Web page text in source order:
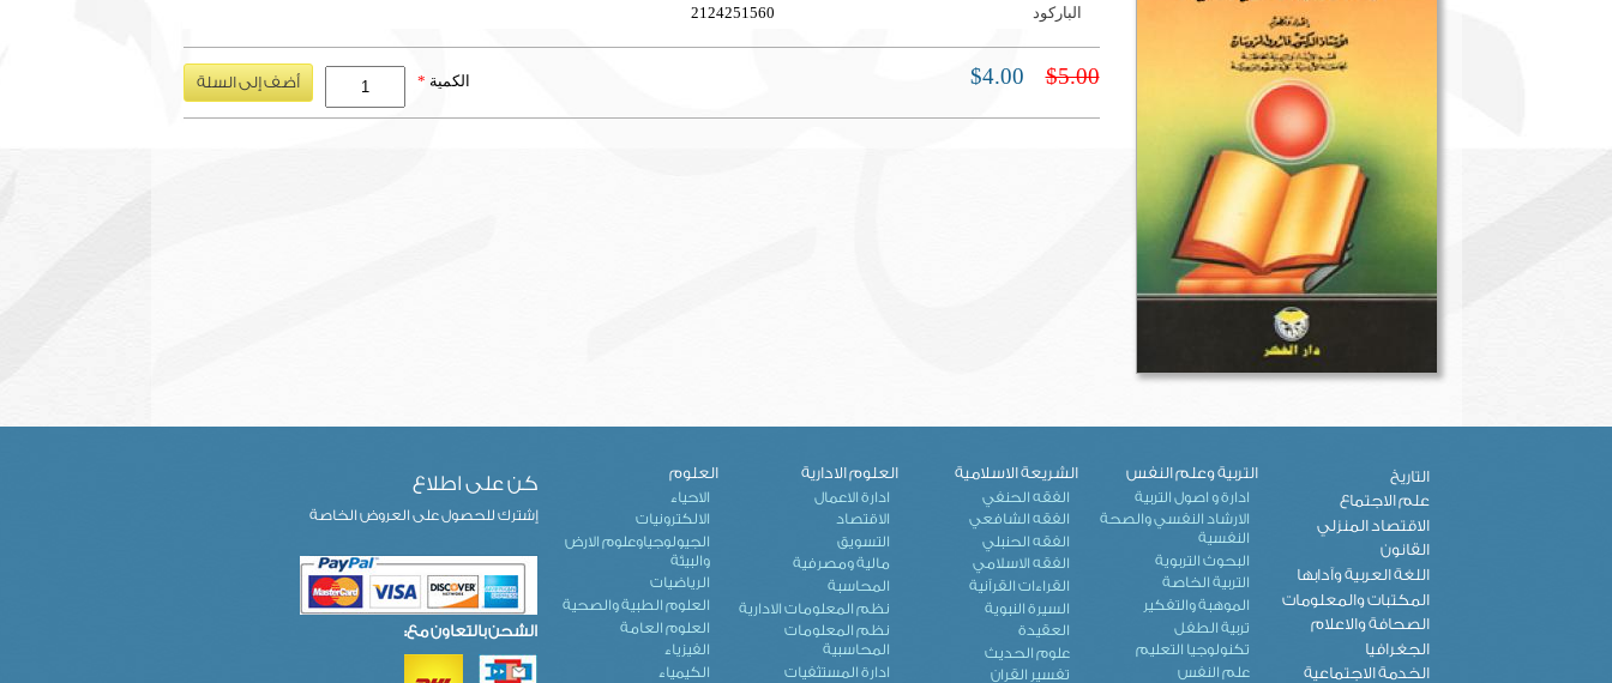
الباركود
2124251560
$5.00
$4.00 الكمية *
التاريخ
علم الاجتماع
الاقتصاد المنزلي
القانون
اللغة العربية وآدابها
المكتبات والمعلومات
الصحافة والاعلام
الجغرافيا
الخدمة الاجتماعية
التربية وعلم النفس
ادارة و اصول التربية
الارشاد النفسي والصحة
النفسية
البحوث التربوية
التربية الخاصة
الموهبة والتفكير
تربية الطفل
تكنولوجيا التعليم
علم النفس
الشريعة الاسلامية
الفقه الحنفي
الفقه الشافعي
الفقه الحنبلي
الفقه الاسلامي
القراءات القرآنية
السيرة النبوية
العقيدة
علوم الحديث
تفسير القران
العلوم الادارية
ادارة الاعمال
الاقتصاد
التسويق
مالية ومصرفية
المحاسبة
نظم المعلومات الادارية
نظم المعلومات
المحاسبية
ادارة المستثفيات
العلوم
الاحياء
الالكترونيات
الجيولوجياوعلوم الارض
والبيئة
الرياضيات
العلوم الطبية والصحية
العلوم العامة
الفيزياء
الكيمياء
كن على اطلاع
إشترك للحصول على العروض الخاصة
الشحن بالتعاون مع: